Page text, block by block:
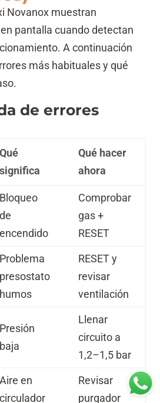
Novanox muestran
pantalla cuando detectan
A continuación
más habituales y qué
de errores
Qué
significa
Qué hacer
ahora
Bloqueo
de
encendido
Comprobar
gas +
RESET
Problema
presostato
humos
RESET y
revisar
ventilación
Presión
baja
Llenar
circuito a
1,2–1,5 bar
Aire en
circulador
Revisar
purgador